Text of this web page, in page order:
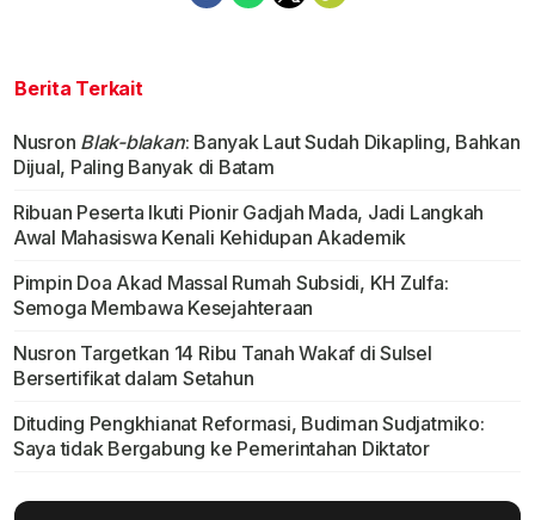
Berita Terkait
Nusron Blak-blakan: Banyak Laut Sudah Dikapling, Bahkan
Dijual, Paling Banyak di Batam
Ribuan Peserta Ikuti Pionir Gadjah Mada, Jadi Langkah
Awal Mahasiswa Kenali Kehidupan Akademik
Pimpin Doa Akad Massal Rumah Subsidi, KH Zulfa:
Semoga Membawa Kesejahteraan
Nusron Targetkan 14 Ribu Tanah Wakaf di Sulsel
Bersertifikat dalam Setahun
Dituding Pengkhianat Reformasi, Budiman Sudjatmiko:
Saya tidak Bergabung ke Pemerintahan Diktator